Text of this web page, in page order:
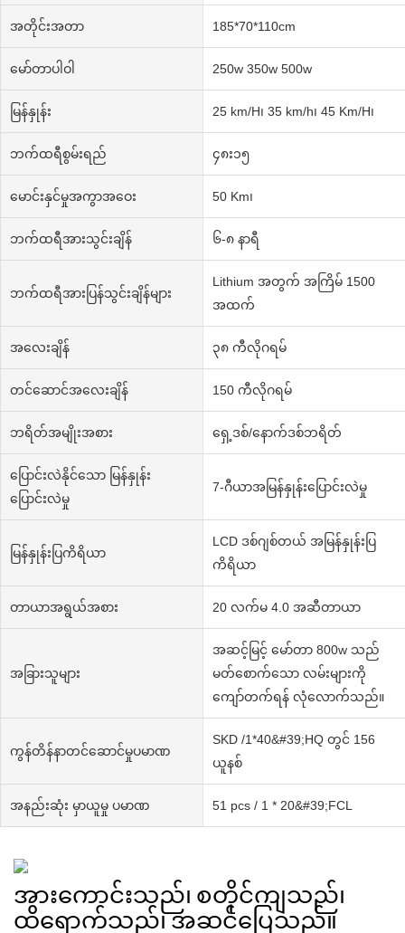
အတိုင်းအတာ 185*70*110cm
မော်တာပါဝါ 250w 350w 500w
မြန်နှုန်း 25 km/H၊ 35 km/h၊ 45 Km/H၊
ဘက်ထရီစွမ်းရည် ၄၈း၁၅
မောင်းနှင်မှုအကွာအဝေး 50 Km၊
ဘက်ထရီအားသွင်းချိန် ၆-၈ နာရီ
ဘက်ထရီအားပြန်သွင်းချိန်များ
Lithium အတွက် အကြိမ် 1500
အထက်
အလေးချိန် ၃၈ ကီလိုဂရမ်
တင်ဆောင်အလေးချိန် 150 ကီလိုဂရမ်
ဘရိတ်အမျိုးအစား ရှေ့ဒစ်/နောက်ဒစ်ဘရိတ်
ပြောင်းလဲနိုင်သော မြန်နှုန်း
ပြောင်းလဲမှု
7-ဂီယာအမြန်နှုန်းပြောင်းလဲမှု
မြန်နှုန်းပြကိရိယာ
LCD ဒစ်ဂျစ်တယ် အမြန်နှုန်းပြ
ကိရိယာ
တာယာအရွယ်အစား 20 လက်မ 4.0 အဆီတာယာ
အခြားသူများ
အဆင့်မြင့် မော်တာ 800w သည်
မတ်စောက်သော လမ်းများကို
ကျော်တက်ရန် လုံလောက်သည်။
ကွန်တိန်နာတင်ဆောင်မှုပမာဏ
SKD /1*40&#39;HQ တွင် 156
ယူနစ်
အနည်းဆုံး မှာယူမှု ပမာဏ 51 pcs / 1 * 20&#39;FCL
အားကောင်းသည်၊ စတိုင်ကျသည်၊
ထိရောက်သည်၊ အဆင်ပြေသည်။